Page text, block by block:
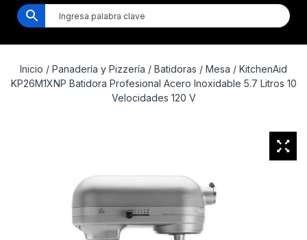
Inicio / Panadería y Pizzería / Batidoras / Mesa / KitchenAid
KP26M1XNP Batidora Profesional Acero Inoxidable 5.7 Litros 10
Velocidades 120 V